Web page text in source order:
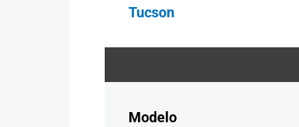
Tucson
Modelo